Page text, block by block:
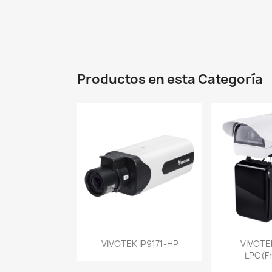
Productos en esta Categoría
Vista rápida
VIVOTEK IP9171-HP 